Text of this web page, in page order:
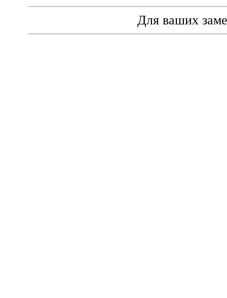
Для ваших